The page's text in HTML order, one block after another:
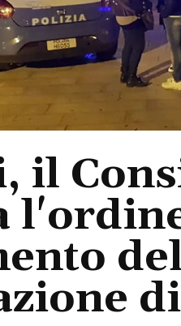
il